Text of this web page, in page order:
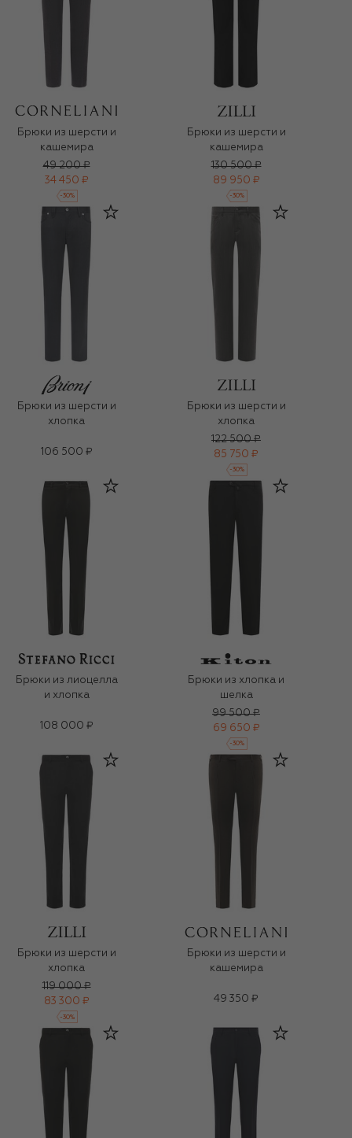
Брюки из шерсти и
кашемира
49 200 ₽
34 450 ₽
-30%
Брюки из шерсти и
кашемира
130 500 ₽
89 950 ₽
-30%
Брюки из шерсти и
хлопка
106 500 ₽
Брюки из шерсти и
хлопка
122 500 ₽
85 750 ₽
-30%
Брюки из лиоцелла
и хлопка
108 000 ₽
Брюки из хлопка и
шелка
99 500 ₽
69 650 ₽
-30%
Брюки из шерсти и
хлопка
119 000 ₽
83 300 ₽
-30%
Брюки из шерсти и
кашемира
49 350 ₽